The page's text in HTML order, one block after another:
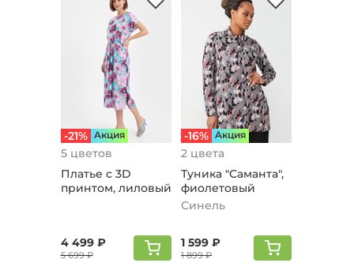
-21% Aкция
5 цветов
Платье с 3D
принтом, лиловый
4 499 ₽
5 699 ₽
-16% Aкция
2 цвета
Туника "Саманта",
фиолетовый
Синель
1 599 ₽
1 899 ₽